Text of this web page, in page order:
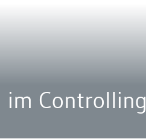
im Controlling